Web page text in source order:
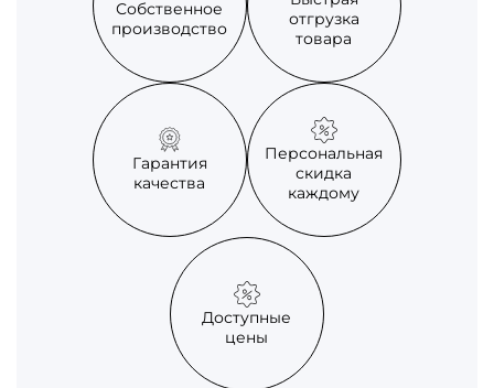
Собственное
производство
отгрузка
товара
Гарантия
качества
Персональная
скидка
каждому
Доступные
цены